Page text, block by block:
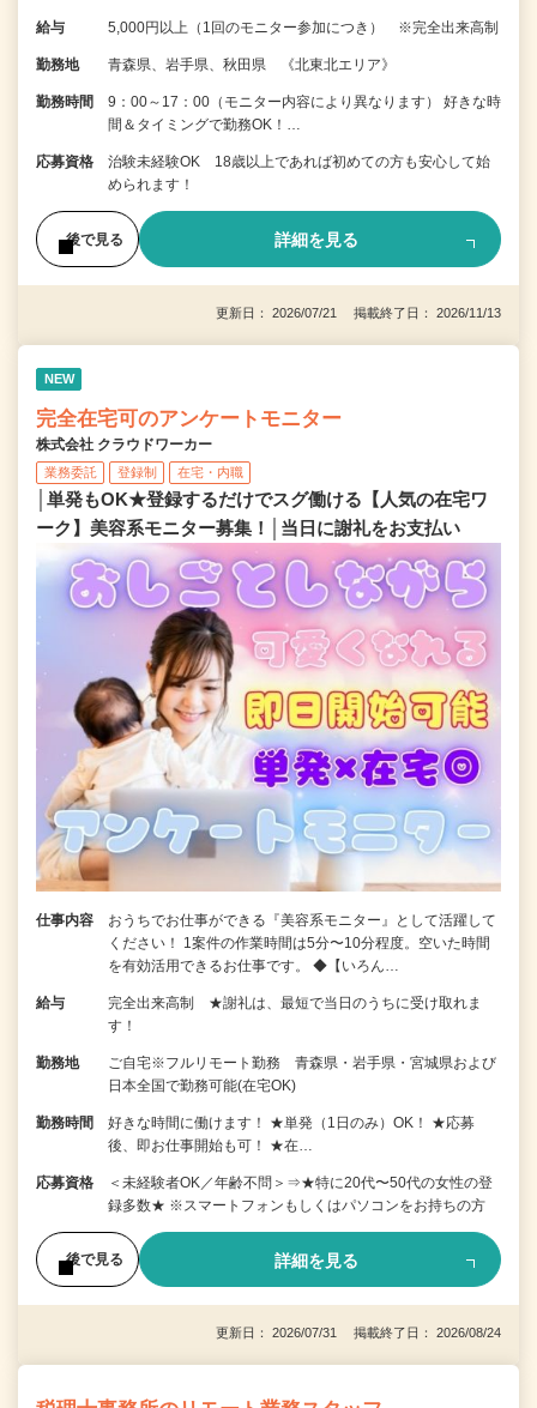
給与 5,000円以上（1回のモニター参加につき） ※完全出来高制
勤務地 青森県、岩手県、秋田県 《北東北エリア》
勤務時間
9：00～17：00（モニター内容により異なります） 好きな時
間＆タイミングで勤務OK！…
応募資格
治験未経験OK 18歳以上であれば初めての方も安心して始
められます！
後で見る 詳細を見る
更新日： 2026/07/21 掲載終了日： 2026/11/13
NEW
完全在宅可のアンケートモニター
株式会社 クラウドワーカー
業務委託 登録制 在宅・内職
│単発もOK★登録するだけでスグ働ける【人気の在宅ワ
ーク】美容系モニター募集！│当日に謝礼をお支払い
仕事内容
おうちでお仕事ができる『美容系モニター』として活躍して
ください！ 1案件の作業時間は5分〜10分程度。空いた時間
を有効活用できるお仕事です。 ◆【いろん…
給与
完全出来高制 ★謝礼は、最短で当日のうちに受け取れま
す！
勤務地
ご自宅※フルリモート勤務 青森県・岩手県・宮城県および
日本全国で勤務可能(在宅OK)
勤務時間
好きな時間に働けます！ ★単発（1日のみ）OK！ ★応募
後、即お仕事開始も可！ ★在…
応募資格
＜未経験者OK／年齢不問＞⇒★特に20代〜50代の女性の登
録多数★ ※スマートフォンもしくはパソコンをお持ちの方
後で見る 詳細を見る
更新日： 2026/07/31 掲載終了日： 2026/08/24